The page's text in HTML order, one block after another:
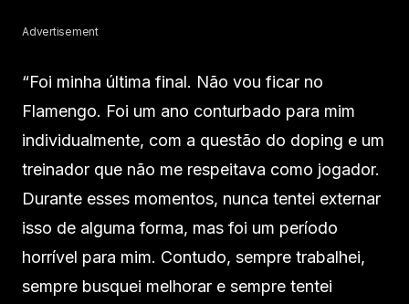
Advertisement
“Foi minha última final. Não vou ficar no
Flamengo. Foi um ano conturbado para mim
individualmente, com a questão do doping e um
treinador que não me respeitava como jogador.
Durante esses momentos, nunca tentei externar
isso de alguma forma, mas foi um período
horrível para mim. Contudo, sempre trabalhei,
sempre busquei melhorar e sempre tentei